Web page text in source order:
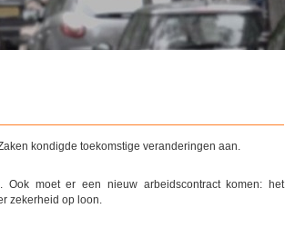
kondigde toekomstige veranderingen aan.
Ook moet er een nieuw arbeidscontract komen: het
zekerheid op loon.